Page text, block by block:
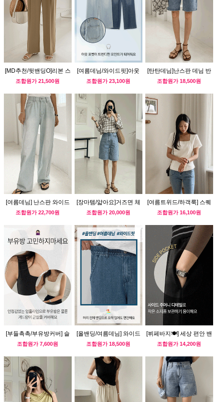
[MD추천/뒷밴딩O]리본 스
트랩 슬랙스(썸머ver)
조합원가21,500원
[여름데님/와이드핏]아웃
포켓 데님팬츠
조합원가23,100원
[탄탄데님]난스판 데님 반
바지
조합원가18,500원
[여름데님] 난스판 와이드
데님팬츠
조합원가22,700원
[장마템/얇아요]거즈면 체
크 남방
조합원가20,000원
[여름트위드/하객룩] 스퀘
어넥 블라우스
조합원가16,100원
[부들촉촉/부유방커버] 슬
림핏 나시티
조합원가7,600원
[올밴딩/여름데님] 와이드
데님 팬츠
조합원가18,500원
[뷔페바지🍽] 세상 편안 밴
딩 반바지 슬랙스
조합원가14,200원